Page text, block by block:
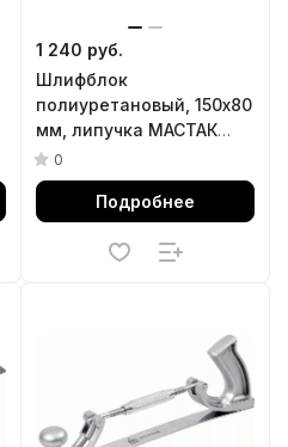
1 240 руб.
Шлифблок
полиуретановый, 150х80
мм, липучка МАСТАК
118-10150
0
Подробнее